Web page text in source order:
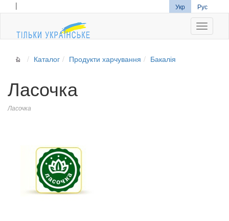
| Укр Рус
Каталог Продукти харчування Бакалія
Ласочка
Ласочка